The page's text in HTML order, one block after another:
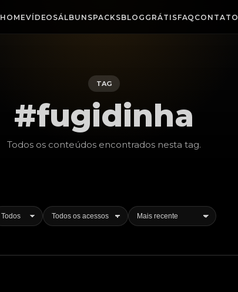
HOMEVÍDEOSÁLBUNSPACKSBLOG GRÁTISFAQ CONTATO
TAG
#fugidinha
Todos os conteúdos encontrados nesta tag.